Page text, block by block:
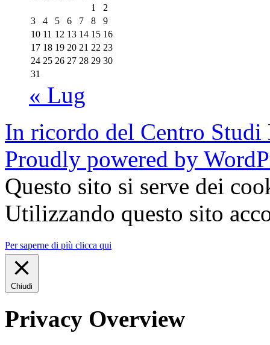
1
2
3
4 5 6 7 8
9
10 11 12 13 14 15 16
17 18 19 20 21 22 23
24 25 26 27 28 29 30
31
« Lug
In ricordo del Centro
Proudly powered by
Questo sito si serve dei
Utilizzando questo sito
Per saperne di più clicca qui
Chiudi
Privacy Overview